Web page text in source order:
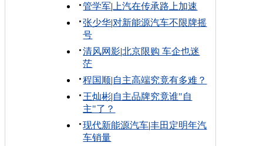
管学军| 上汽在传承路上加速
张少华|对新能源汽车不限牌摇
号
清风网影|北京限购 车企也迷
茫
程国顺|自主高端究竟有多难？
王灿彬|自主品牌究竟谁"自
主"了？
现代新能源汽车|丰田定明年汽
车销量